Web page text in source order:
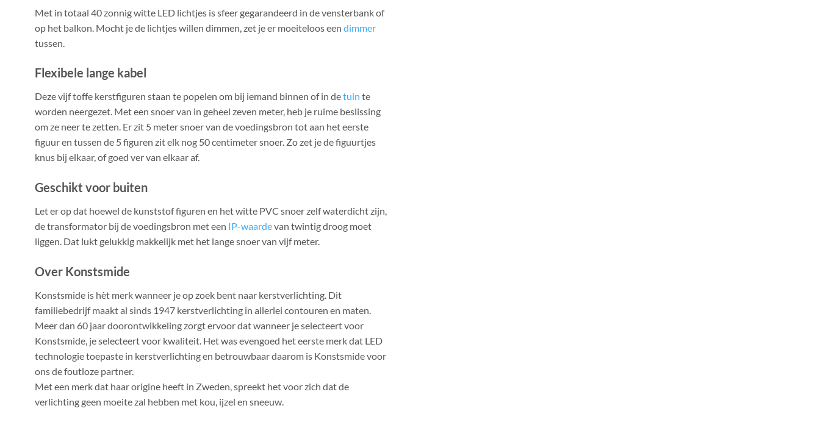
Met in totaal 40 zonnig witte LED lichtjes is sfeer gegarandeerd in de vensterbank of
op het balkon. Mocht je de lichtjes willen dimmen, zet je er moeiteloos een dimmer
tussen.
Flexibele lange kabel
Deze vijf toffe kerstfiguren staan te popelen om bij iemand binnen of in detuin te
worden neergezet. Met een snoer van in geheel zeven meter, heb je ruime beslissing
om ze neer te zetten. Er zit 5 meter snoer van de voedingsbron tot aan het eerste
figuur en tussen de 5 figuren zit elk nog 50 centimeter snoer. Zo zet je de figuurtjes
knus bij elkaar, of goed ver van elkaar af.
Geschikt voor buiten
Let er op dat hoewel de kunststof figuren en het witte PVC snoer zelf waterdicht zijn,
de transformator bij de voedingsbron met een IP-waardevan twintig droog moet
liggen. Dat lukt gelukkig makkelijk met het lange snoer van vijf meter.
Over Konstsmide
Konstsmide is hèt merk wanneer je op zoek bent naar kerstverlichting. Dit
familiebedrijf maakt al sinds 1947 kerstverlichting in allerlei contouren en maten.
Meer dan 60 jaar doorontwikkeling zorgt ervoor dat wanneer je selecteert voor
Konstsmide, je selecteert voor kwaliteit. Het was evengoed het eerste merk dat LED
technologie toepaste in kerstverlichting en betrouwbaar daarom is Konstsmide voor
ons de foutloze partner.
Met een merk dat haar origine heeft in Zweden, spreekt het voor zich dat de
verlichting geen moeite zal hebben met kou, ijzel en sneeuw.